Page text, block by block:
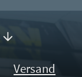
Versand